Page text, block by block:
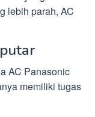
lebih parah, AC
AC Panasonic
memiliki tugas